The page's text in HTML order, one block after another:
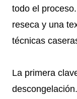
todo el
reseca y una
técnicas
La primera